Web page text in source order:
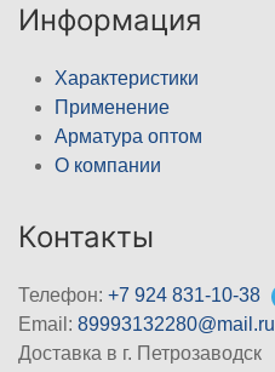
Информация
Характеристики
Применение
Арматура оптом
О компании
Контакты
Телефон: +7 924 831-10-38
Email: 89993132280@mail.ru
Доставка в г. Петрозаводск